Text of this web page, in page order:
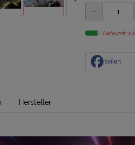
Lieferzeit: 1
teilen
Hersteller